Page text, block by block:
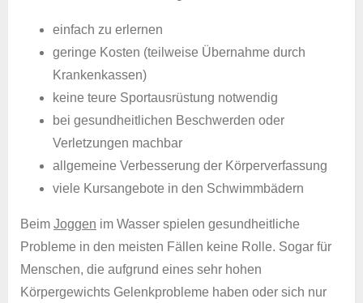
einfach zu erlernen
geringe Kosten (teilweise Übernahme durch
Krankenkassen)
keine teure Sportausrüstung notwendig
bei gesundheitlichen Beschwerden oder
Verletzungen machbar
allgemeine Verbesserung der Körperverfassung
viele Kursangebote in den Schwimmbädern
Beim Joggen im Wasser spielen gesundheitliche
Probleme in den meisten Fällen keine Rolle. Sogar für
Menschen, die aufgrund eines sehr hohen
Körpergewichts Gelenkprobleme haben oder sich nur